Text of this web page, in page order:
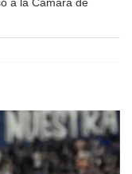
a la Cámara de